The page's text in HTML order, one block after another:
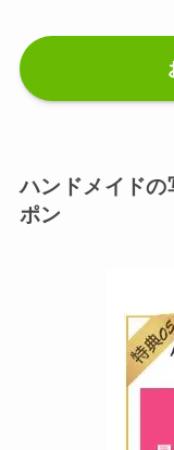
ハンドメイド
ポン